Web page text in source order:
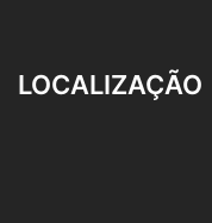
LOCALIZAÇÃO